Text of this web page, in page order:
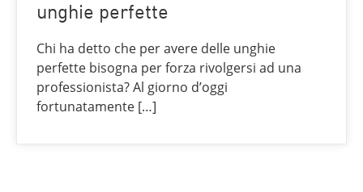
unghie perfette
Chi ha detto che per avere delle unghie
perfette bisogna per forza rivolgersi ad una
professionista? Al giorno d’oggi
fortunatamente […]